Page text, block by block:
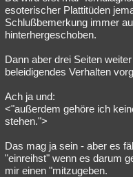
esoterischer Plattitüden
Schlußbemerkung immer
hinterhergeschoben.
Dann aber drei Seiten
beleidigendes Verhalten
Ach ja und:
<"außerdem gehöre ich
stehen.">
Das mag ja sein - aber es
"einreihst" wenn es darum
mir einen "mitzugeben.